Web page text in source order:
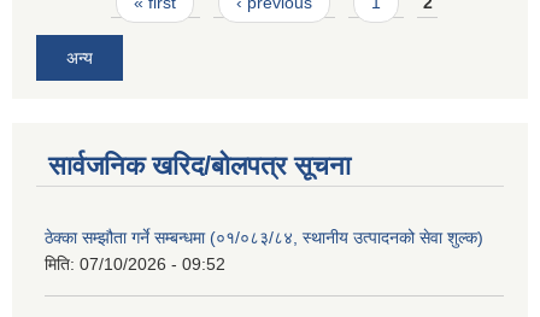
अन्य
सार्वजनिक खरिद/बोलपत्र सूचना
ठेक्का सम्झौता गर्ने सम्बन्धमा (०१/०८३/८४, स्थानीय उत्पादनको सेवा शुल्क)
मिति: 07/10/2026 - 09:52